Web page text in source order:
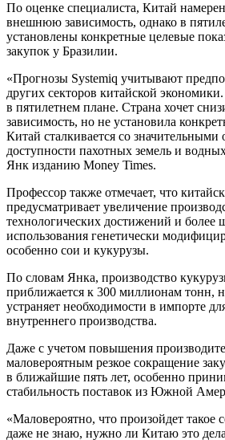
По оценке специалиста, Китай
внешнюю зависимость, однако в
установлены конкретные целевые
закупок у Бразилии.
«Прогнозы Systemiq учитывают
других секторов китайской
в пятилетнем плане. Страна хочет
зависимость, но не установила
Китай сталкивается со значительными
доступности пахотных земель и
Янк изданию Money Times.
Профессор также отмечает, что
предусматривает увеличение
технологических достижений и более
использования генетически
особенно сои и кукурузы.
По словам Янка, производство
приближается к 300 миллионам тонн,
устраняет необходимости в импорте
внутреннего производства.
Даже с учетом повышения
маловероятным резкое сокращение
в ближайшие пять лет, особенно
стабильность поставок из Южной
«Маловероятно, что произойдет такое
даже не знаю, нужно ли Китаю это